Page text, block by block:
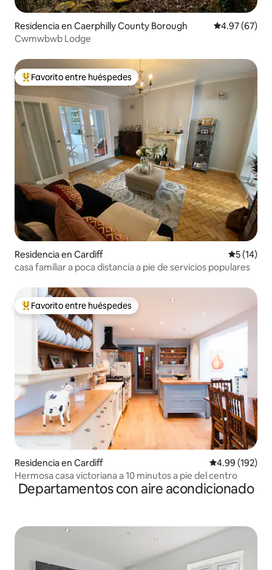
Residencia en Caerphilly County Borough Calificación
4.97 (67)
Cwmwbwb Lodge
De los mejores en Favorito entre huéspedes
Favorito entre huéspedes
Residencia en Cardiff
5 (14)
casa familiar a poca distancia a pie de servicios populares
De los mejores en Favorito entre huéspedes
Favorito entre huéspedes
Residencia en Cardiff Calificación
4.99 (192)
Hermosa casa victoriana a 10 minutos a pie del centro
Departamentos con aire acondicionado